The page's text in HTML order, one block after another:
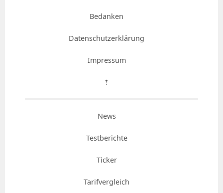
Bedanken
Datenschutzerklärung
Impressum
⇡
News
Testberichte
Ticker
Tarifvergleich